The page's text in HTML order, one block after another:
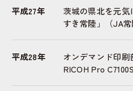
平成27年
茨城の県北を元
すき常陸」（JA
平成28年
オンデマンド印刷
RICOH Pro